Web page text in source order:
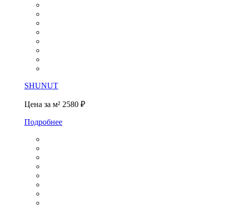
SHUNUT
Цена за м² 2580 ₽
Подробнее